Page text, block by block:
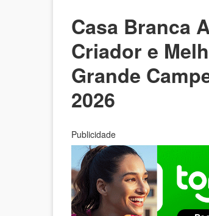
Casa Branca
Criador e
Grande
2026
Publicidade